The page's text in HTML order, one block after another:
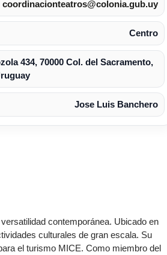
coordinacionteatros@colonia.gub.uy
Centro
434, 70000 Col. del Sacramento,
Jose Luis Banchero
contemporánea. Ubicado en
culturales de gran escala. Su
el turismo MICE. Como miembro del